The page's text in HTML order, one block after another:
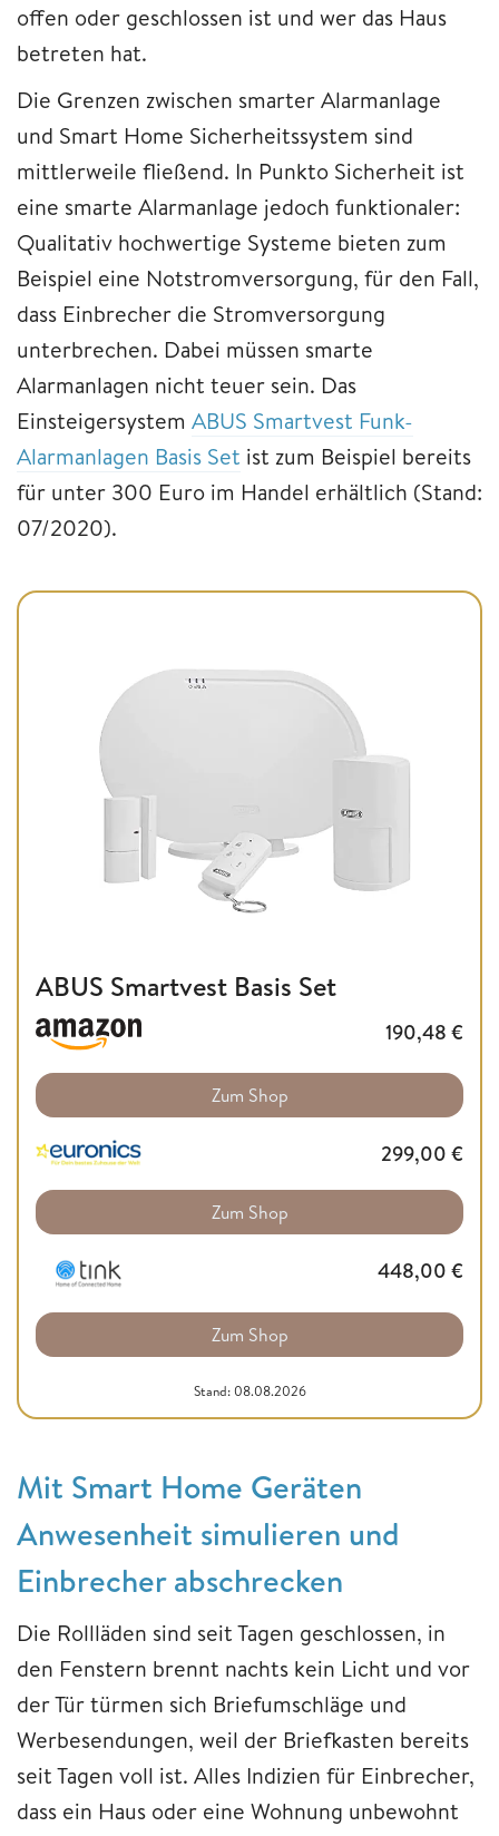
offen oder geschlossen ist und wer das Haus
betreten hat.
Die Grenzen zwischen smarter Alarmanlage
und Smart Home Sicherheitssystem sind
mittlerweile fließend. In Punkto Sicherheit ist
eine smarte Alarmanlage jedoch funktionaler:
Qualitativ hochwertige Systeme bieten zum
Beispiel eine Notstromversorgung, für den Fall,
dass Einbrecher die Stromversorgung
unterbrechen. Dabei müssen smarte
Alarmanlagen nicht teuer sein. Das
Einsteigersystem ABUS Smartvest Funk-
Alarmanlagen Basis Set ist zum Beispiel bereits
für unter 300 Euro im Handel erhältlich (Stand:
07/2020).
ABUS Smartvest Basis Set
190,48 €
Zum Shop
299,00 €
Zum Shop
448,00 €
Zum Shop
Stand: 08.08.2026
Mit Smart Home Geräten
Anwesenheit simulieren und
Einbrecher abschrecken
Die Rollläden sind seit Tagen geschlossen, in
den Fenstern brennt nachts kein Licht und vor
der Tür türmen sich Briefumschläge und
Werbesendungen, weil der Briefkasten bereits
seit Tagen voll ist. Alles Indizien für Einbrecher,
dass ein Haus oder eine Wohnung unbewohnt